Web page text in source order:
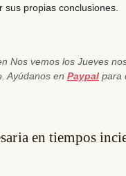
sus propias conclusiones.
Nos vemos los Jueves
Ayúdanos en Paypal para
en tiempos